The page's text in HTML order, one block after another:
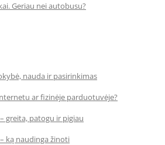
Geriau nei autobusu?
nauda ir pasirinkimas
ar fizinėje parduotuvėje?
greita, patogu ir pigiau
ką naudinga žinoti